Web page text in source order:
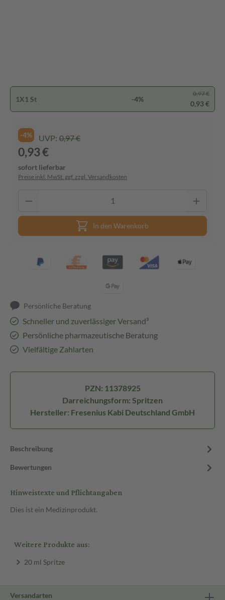
1X1 St -4%
0,97 €
0,93 €
-4% UVP: 0,97 €
0,93 €
sofort lieferbar
Preise inkl. MwSt. ggf. zzgl. Versandkosten
In den Warenkorb
Persönliche Beratung
Schneller und zuverlässiger Versand³
Persönliche pharmazeutische Beratung
Vielfältige Zahlarten
PZN: 11378925
Darreichungsform: Spritzen
Hersteller: Fresenius Kabi Deutschland GmbH
Beschreibung
Bewertungen
Hinweistexte und Pflichtangaben
Dies ist ein Medizinprodukt.
Weitere Produkte aus:
20 ml Spritze
Versandarten